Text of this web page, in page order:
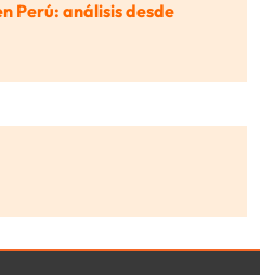
Perú: análisis desde